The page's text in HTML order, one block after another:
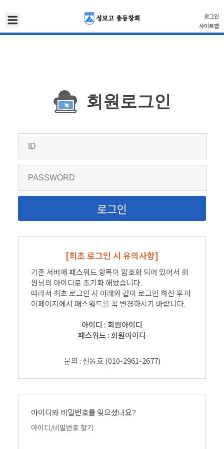
로그인
사이트맵
회원로그인
로그인
[최초 로그인 시 유의사항]
기존 서버에 패스워드 항목이 암호화 되어 있어서 회
원님의 아이디로 초기화 해놨습니다.
따라서 최초 로그인 시 아래와 같이 로그인 하신 후 마
이페이지에서 패스워드를 꼭 변경하시기 바랍니다.
아이디 : 회원아이디
패스워드 : 회원아이디
문의 : 신동호 (010-2961-2677)
아이디와 비밀번호를 잊으셨나요?
아이디/비밀번호 찾기